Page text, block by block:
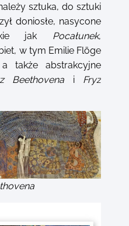
sztuka, do sztuki
doniosłe, nasycone
jak Pocałunek,
w tym Emilie Flöge
także abstrakcyjne
Beethovena i Fryz